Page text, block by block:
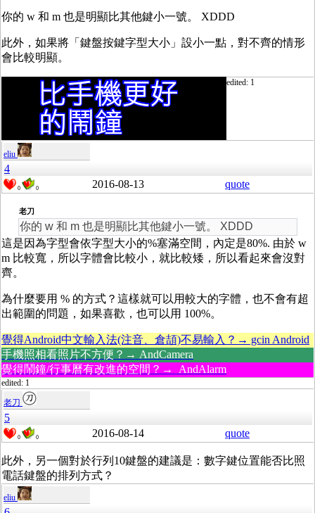
你的 w 和 m 也是明顯比其他鍵小一號。 XDDD
此外，如果將「鍵盤按鍵字型大小」設小一點，對不齊的情形
會比較明顯。
edited: 1
eliu
4
0 0 2016-08-13 quote
老刀
你的 w 和 m 也是明顯比其他鍵小一號。 XDDD
這是因為字型會依字型大小的%塞滿空間，內定是80%. 由於 w
m 比較寬，所以字體會比較小，就比較矮，所以看起來會沒對
齊。
為什麼要用 % 的方式？這樣就可以用較大的字體，也不會有超
出範圍的問題，如果喜歡，也可以用 100%。
覺得Android中文輸入法(注音、倉頡)不易輸入？→ gcin Android
手機照相看照片不方便？→ AndCamera
覺得鬧鐘/行事曆有改進的空間？→ AndAlarm
edited: 1
老刀
5
0 0 2016-08-14 quote
此外，另一個對於行列10鍵盤的建議是：數字鍵位置能否比照
電話鍵盤的排列方式？
eliu